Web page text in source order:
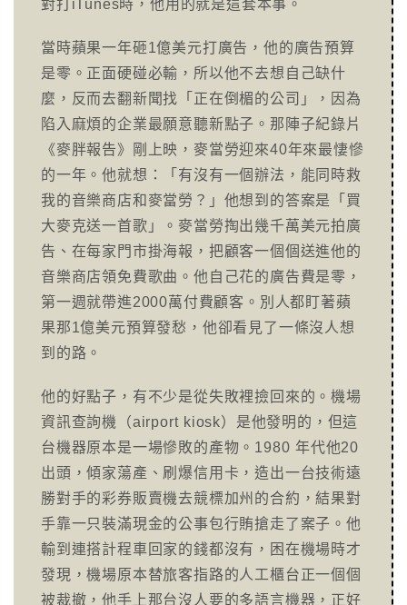
對打iTunes時，他用的就是這套本事。
當時蘋果一年砸1億美元打廣告，他的廣告預算
是零。正面硬碰必輸，所以他不去想自己缺什
麼，反而去翻新聞找「正在倒楣的公司」，因為
陷入麻煩的企業最願意聽新點子。那陣子紀錄片
《麥胖報告》剛上映，麥當勞迎來40年來最悽慘
的一年。他就想：「有沒有一個辦法，能同時救
我的音樂商店和麥當勞？」他想到的答案是「買
大麥克送一首歌」。麥當勞掏出幾千萬美元拍廣
告、在每家門市掛海報，把顧客一個個送進他的
音樂商店領免費歌曲。他自己花的廣告費是零，
第一週就帶進2000萬付費顧客。別人都盯著蘋
果那1億美元預算發愁，他卻看見了一條沒人想
到的路。
他的好點子，有不少是從失敗裡撿回來的。機場
資訊查詢機（airport kiosk）是他發明的，但這
台機器原本是一場慘敗的產物。1980 年代他20
出頭，傾家蕩產、刷爆信用卡，造出一台技術遠
勝對手的彩券販賣機去競標加州的合約，結果對
手靠一只裝滿現金的公事包行賄搶走了案子。他
輸到連搭計程車回家的錢都沒有，困在機場時才
發現，機場原本替旅客指路的人工櫃台正一個個
被裁撤，他手上那台沒人要的多語言機器，正好